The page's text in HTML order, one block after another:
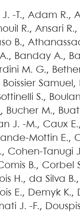
J. -T.,Adam R.,
R.,Ansari R.
B.,
A., Banday A.,
M. G.,
Boissier Samuel ,
S.,
, Bucher M., Buat
J. -M., Caux E.,
Mottin E.,
, Cohen-Tanugi
B., Corbel
H., da Silva B.,
E., Demyk K.,
J. -F., Douspis